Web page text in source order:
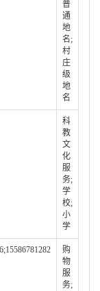
普
通
地
名;
村
庄
级
地
名
科
教
文
化
服
务;
学
校;
小
学
购
物
服
务;